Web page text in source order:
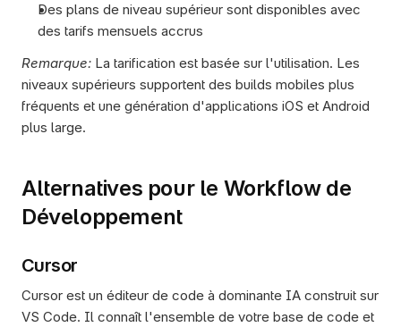
Des plans de niveau supérieur sont disponibles avec
des tarifs mensuels accrus
Remarque: La tarification est basée sur l'utilisation. Les
niveaux supérieurs supportent des builds mobiles plus
fréquents et une génération d'applications iOS et Android
plus large.
Alternatives pour le Workflow de
Développement
Cursor
Cursor est un éditeur de code à dominante IA construit sur
VS Code. Il connaît l'ensemble de votre base de code et